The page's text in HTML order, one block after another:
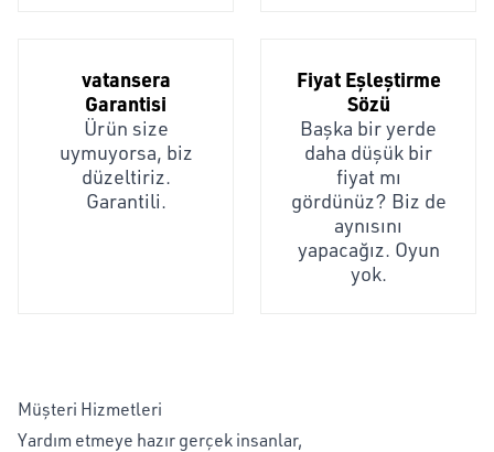
vatansera
Garantisi
Ürün size
uymuyorsa, biz
düzeltiriz.
Garantili.
Fiyat Eşleştirme
Sözü
Başka bir yerde
daha düşük bir
fiyat mı
gördünüz? Biz de
aynısını
yapacağız. Oyun
yok.
Müşteri Hizmetleri
Yardım etmeye hazır gerçek insanlar,